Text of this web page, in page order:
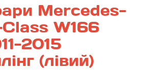
Mercedes-
W166
2015
(лівий)